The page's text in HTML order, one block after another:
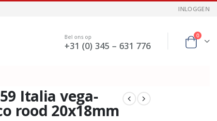
INLOGGEN
Bel ons op
+31 (0) 345 – 631 776
0
Italia vega-
rood 20x18mm